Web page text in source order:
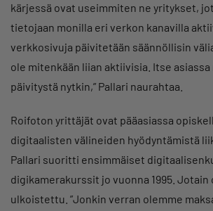
kärjessä ovat useimmiten ne yritykset,
tietojaan monilla eri verkon kanavilla
verkkosivuja päivitetään säännöllisin
ole mitenkään liian aktiivisia. Itse
päivitystä nytkin,” Pallari naurahtaa.
Roifoton yrittäjät ovat pääasiassa
digitaalisten välineiden hyödyntämistä
Pallari suoritti ensimmäiset
digikamerakurssit jo vuonna 1995. Jotain
ulkoistettu. ”Jonkin verran olemme